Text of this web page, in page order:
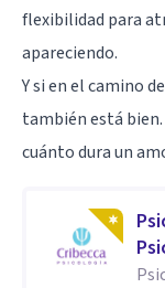
flexibilidad para
apareciendo.
Y si en el camino
también está
cuánto dura un